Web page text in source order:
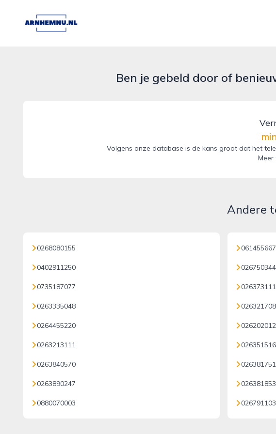
arnhemnu.nl
Ben je gebeld door of
Volgens onze database is de kans groot dat het
Meer
Andere
0268080155
0402911250
0735187077
0263335048
0264455220
0263213111
0263840570
0263890247
0880070003